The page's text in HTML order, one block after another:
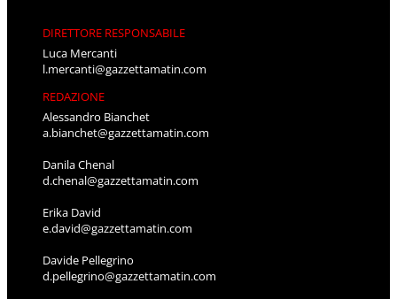
DIRETTORE RESPONSABILE
Luca Mercanti
l.mercanti@gazzettamatin.com
REDAZIONE
Alessandro Bianchet
a.bianchet@gazzettamatin.com
Danila Chenal
d.chenal@gazzettamatin.com
Erika David
e.david@gazzettamatin.com
Davide Pellegrino
d.pellegrino@gazzettamatin.com